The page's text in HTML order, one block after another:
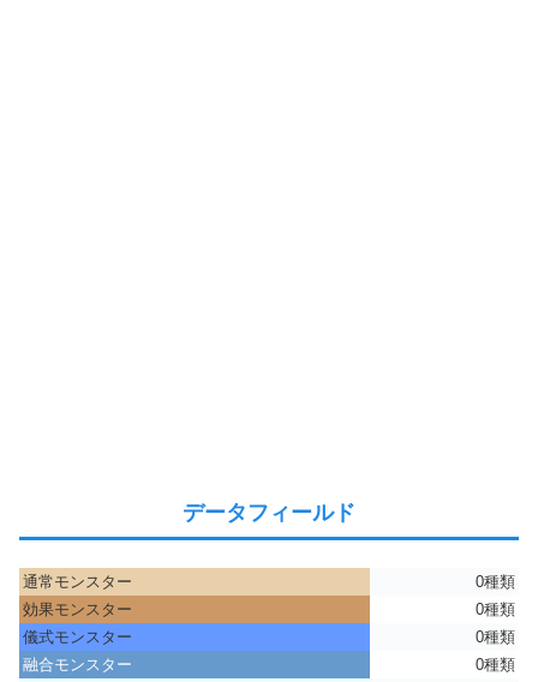
データフィールド
通常モンスター
0種類
効果モンスター
0種類
儀式モンスター
0種類
融合モンスター
0種類